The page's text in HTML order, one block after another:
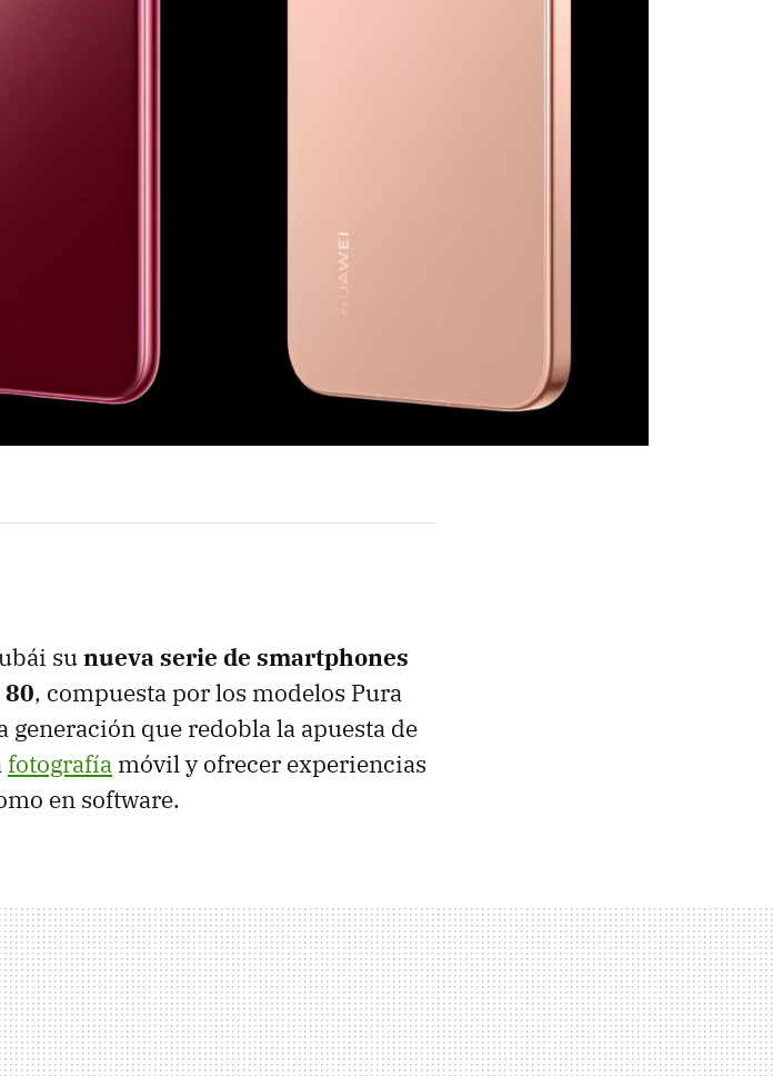
sunueva serie de smartphones
, compuesta por los modelos Pura
que redobla la apuesta de
fotografía móvil y ofrecer experiencias
en software.